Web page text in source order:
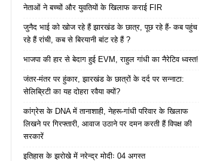
नेताओं ने बच्चों और युवतियों के खिलाफ कराई FIR
जुनैद भाई को खोज रहे हैं झारखंड के छात्र, पूछ रहे हैं- कब पहुंच
रहे हैं रांची, कब से बिरयानी बांट रहे हैं ?
भाजपा की हार से बेदाग हुई EVM, राहुल गांधी का नैरेटिव ध्वस्त!
जंतर-मंतर पर हुंकार, झारखंड के छात्रों के दर्द पर सन्नाटा:
सेलिब्रिटी का यह दोहरा रवैया क्यों?
कांग्रेस के DNA में तानाशाही, नेहरू-गांधी परिवार के खिलाफ
लिखने पर गिरफ्तारी, आवाज उठाने पर दमन करती हैं विपक्ष की
सरकारें
इतिहास के झरोखे में नरेन्द्र मोदीः 04 अगस्त